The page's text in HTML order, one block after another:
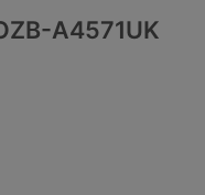
A4571UK